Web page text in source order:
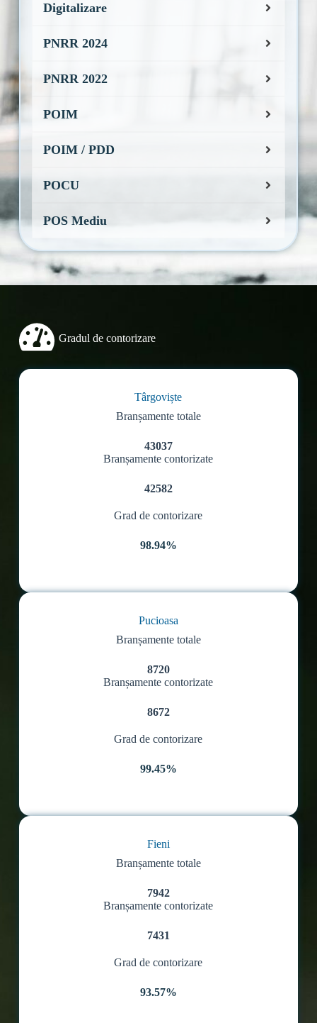
Digitalizare
PNRR 2024
PNRR 2022
POIM
POIM / PDD
POCU
POS Mediu
Gradul de contorizare
Târgoviște
Branșamente totale
43037
Branșamente contorizate
42582
Grad de contorizare
98.94%
Pucioasa
Branșamente totale
8720
Branșamente contorizate
8672
Grad de contorizare
99.45%
Fieni
Branșamente totale
7942
Branșamente contorizate
7431
Grad de contorizare
93.57%